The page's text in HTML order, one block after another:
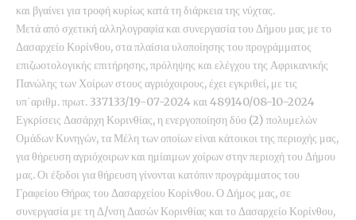
και βγαίνει για τροφή κυρίως κατά τη διάρκεια της νύχτας.
Μετά από σχετική αλληλογραφία και συνεργασία του Δήμου μας με το
Δασαρχείο Κορίνθου, στα πλαίσια υλοποίησης του προγράμματος
επιζωοτολογικής επιτήρησης, πρόληψης και ελέγχου της Αφρικανικής
Πανώλης των Χοίρων στους αγριόχοιρους, έχει εγκριθεί, με τις
υπ΄αριθμ. πρωτ. 337133/19-07-2024 και 489140/08-10-2024
Εγκρίσεις Δασάρχη Κορινθίας, η ενεργοποίηση δύο (2) πολυμελών
Ομάδων Κυνηγών, τα Μέλη των οποίων είναι κάτοικοι της περιοχής μας,
για θήρευση αγριόχοιρων και ημίαιμων χοίρων στην περιοχή του Δήμου
μας. Οι έξοδοι για θήρευση γίνονται κατόπιν προγράμματος του
Γραφείου Θήρας του Δασαρχείου Κορίνθου. Ο Δήμος μας, σε
συνεργασία με τη Δ/νση Δασών Κορινθίας και το Δασαρχείο Κορίνθου,